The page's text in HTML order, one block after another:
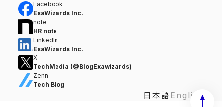
Facebook
ExaWizards Inc.
note
HR note
LinkedIn
ExaWizards Inc.
X
TechMedia (@BlogExawizards)
Zenn
Tech Blog
日本語 English